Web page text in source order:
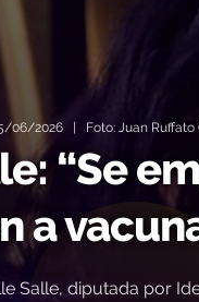
06/2026 | Foto: Juan Ruffato
“Se
a
Salle, diputada por